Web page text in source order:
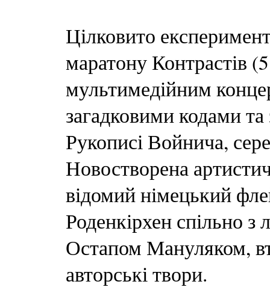
Цілковито
маратону Контрастів
мультимедійним
загадковими кодами
Рукописі Войнича,
Новостворена
відомий німецький
Роденкірхен спільно
Остапом Мануляком,
авторські твори.